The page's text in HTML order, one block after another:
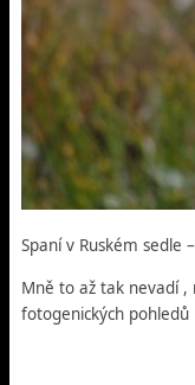
Spaní v Ruském sedle
Mně to až tak nevadí ,
fotogenických